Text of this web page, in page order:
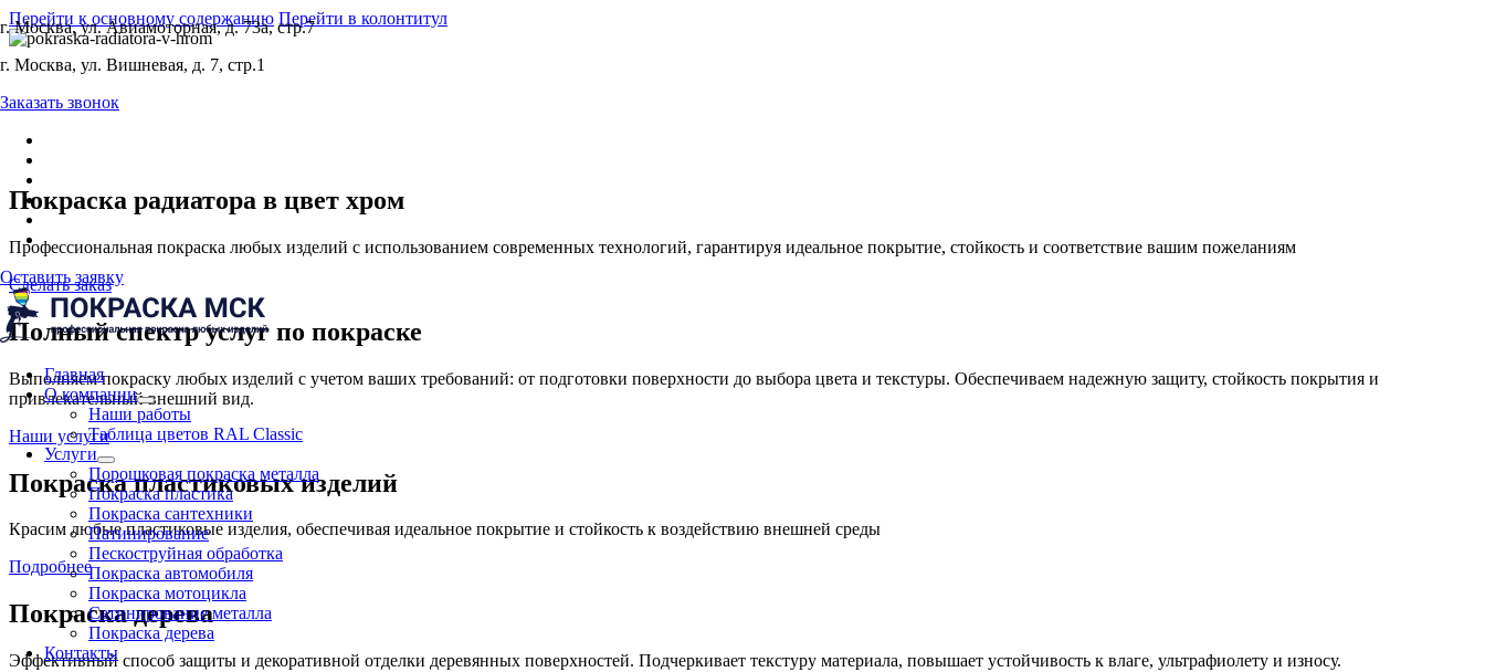
Перейти к основному содержанию Перейти в колонтитул
г. Москва, ул. Авиамоторная, д. 73а, стр.7
г. Москва, ул. Вишневая, д. 7, стр.1
Заказать звонок
Оставить заявку
Главная
О компании
Наши работы
Таблица цветов RAL Classic
Услуги
Порошковая покраска металла
Покраска пластика
Покраска сантехники
Патинирование
Пескоструйная обработка
Покраска автомобиля
Покраска мотоцикла
Сатинирование металла
Покраска дерева
Контакты
Покраска радиатора в цвет хром
Профессиональная покраска любых изделий с использованием современных технологий, гарантируя идеальное покрытие, стойкость и соответствие вашим пожеланиям
Сделать заказ
Полный спектр услуг по покраске
Выполняем покраску любых изделий с учетом ваших требований: от подготовки поверхности до выбора цвета и текстуры. Обеспечиваем надежную защиту, стойкость покрытия и
привлекательный внешний вид.
Наши услуги
Покраска пластиковых изделий
Красим любые пластиковые изделия, обеспечивая идеальное покрытие и стойкость к воздействию внешней среды
Подробнее
Покраска дерева
Эффективный способ защиты и декоративной отделки деревянных поверхностей. Подчеркивает текстуру материала, повышает устойчивость к влаге, ультрафиолету и износу.